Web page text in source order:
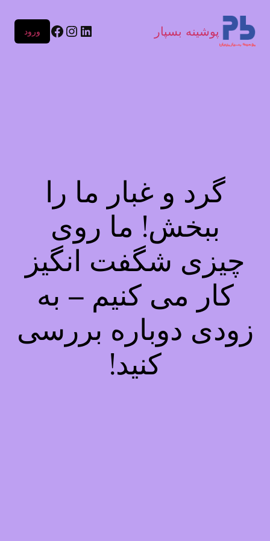
پوشینه بسپار ورود
گرد و غبار ما را
ببخش! ما روی
چیزی شگفت انگیز
کار می کنیم – به
زودی دوباره بررسی
کنید!